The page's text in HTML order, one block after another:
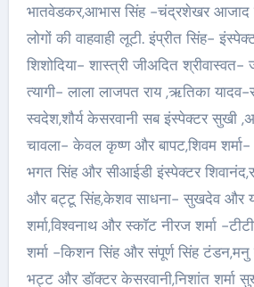
भातवेडकर,आभास सिंह -चंद्रशेखर
लोगों की वाहवाही लूटी. इंप्रीत सिंह-
शिशोदिया- शास्त्री जीअदित
त्यागी- लाला लाजपत राय ,ऋतिका यादव-
स्वदेश,शौर्य केसरवानी सब इंस्पेक्टर सुखी
चावला- केवल कृष्ण और बापट,शिवम
भगत सिंह और सीआईडी इंस्पेक्टर
और बट्टू सिंह,केशव साधना- सुखदेव और
शर्मा,विश्वनाथ और स्कॉट नीरज शर्मा -
शर्मा -किशन सिंह और संपूर्ण सिंह टंडन,मनु
भट्ट और डॉक्टर केसरवानी,निशांत शर्मा